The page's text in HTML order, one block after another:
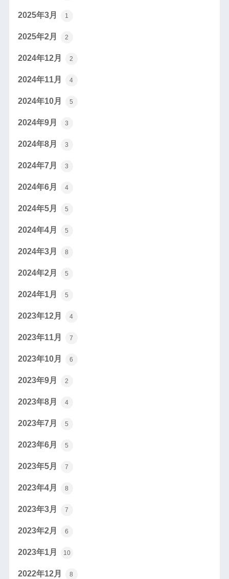
2025年3月 1
2025年2月 2
2024年12月 2
2024年11月 4
2024年10月 5
2024年9月 3
2024年8月 3
2024年7月 3
2024年6月 4
2024年5月 5
2024年4月 5
2024年3月 8
2024年2月 5
2024年1月 5
2023年12月 4
2023年11月 7
2023年10月 6
2023年9月 2
2023年8月 4
2023年7月 5
2023年6月 5
2023年5月 7
2023年4月 8
2023年3月 7
2023年2月 6
2023年1月 10
2022年12月 8